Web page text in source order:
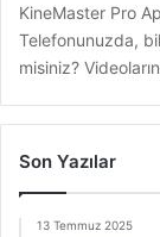
KineMaster Pro
Telefonunuzda,
misiniz?
Son Yazılar
13 Temmuz 2025